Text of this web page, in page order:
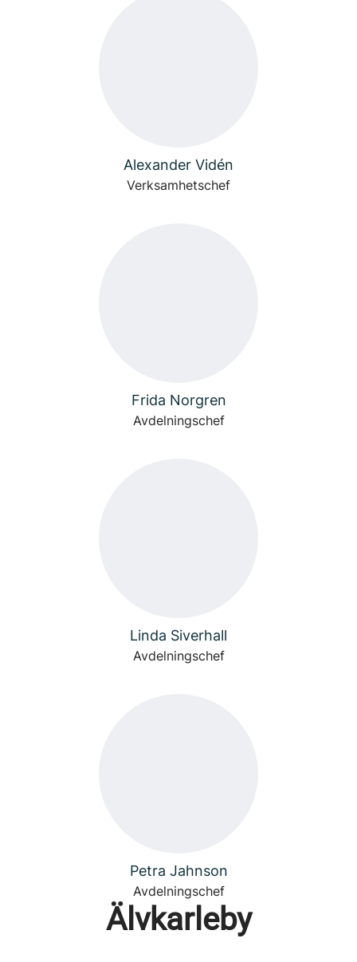
Alexander Vidén
Verksamhetschef
Frida Norgren
Avdelningschef
Linda Siverhall
Avdelningschef
Petra Jahnson
Avdelningschef
Älvkarleby